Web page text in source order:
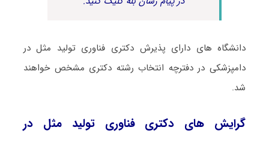
دانشگاه های دارای پذیرش دکتری ﻓﻨﺎوری ﺗﻮﻟﻴﺪ ﻣﺜﻞ در
داﻣﭙﺰشکی در دفترچه انتخاب رشته دکتری مشخص خواهند
شد.
گرایش های دکتری ﻓﻨﺎوری ﺗﻮﻟﻴﺪ ﻣﺜﻞ در